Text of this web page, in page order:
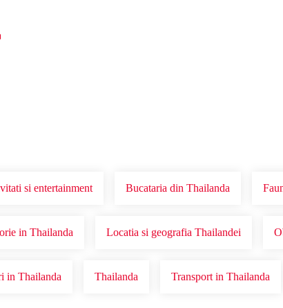
DE NERATAT
si entertainment Bucataria din Thailanda
in Thailanda Locatia si geografia Thailandei
in Thailanda Thailanda Transport in Thailanda